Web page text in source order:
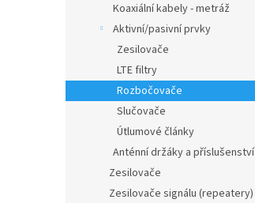
Koaxiální kabely - metráž
Aktivní/pasivní prvky
Zesilovače
LTE filtry
Rozbočovače
Slučovače
Útlumové články
Anténní držáky a příslušenství
Zesilovače
Zesilovače signálu (repeatery)